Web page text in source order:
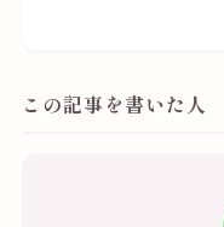
この記事を書いた人